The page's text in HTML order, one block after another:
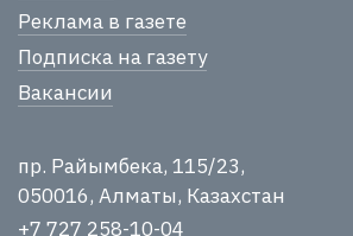
Реклама в газете
Подписка на газету
Вакансии
пр. Райымбека, 115/23,
050016, Алматы, Казахстан
+7 727 258-10-04